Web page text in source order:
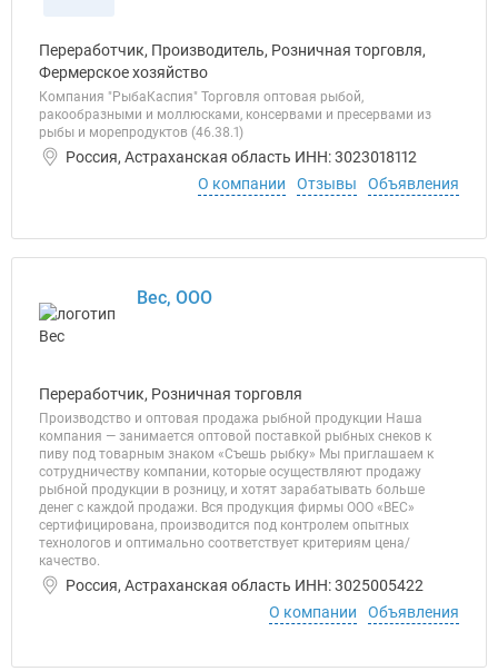
Переработчик, Производитель, Розничная торговля,
Фермерское хозяйство
Компания "РыбаКаспия" Торговля оптовая рыбой,
ракообразными и моллюсками, консервами и пресервами из
рыбы и морепродуктов (46.38.1)
Россия, Астраханская область ИНН: 3023018112
О компании
Отзывы Объявления
Вес, ООО
Переработчик, Розничная торговля
Производство и оптовая продажа рыбной продукции Наша
компания — занимается оптовой поставкой рыбных снеков к
пиву под товарным знаком «Съешь рыбку» Мы приглашаем к
сотрудничеству компании, которые осуществляют продажу
рыбной продукции в розницу, и хотят зарабатывать больше
денег с каждой продажи. Вся продукция фирмы ООО «ВЕС»
сертифицирована, производится под контролем опытных
технологов и оптимально соответствует критериям цена/
качество.
Россия, Астраханская область ИНН: 3025005422
О компании
Объявления